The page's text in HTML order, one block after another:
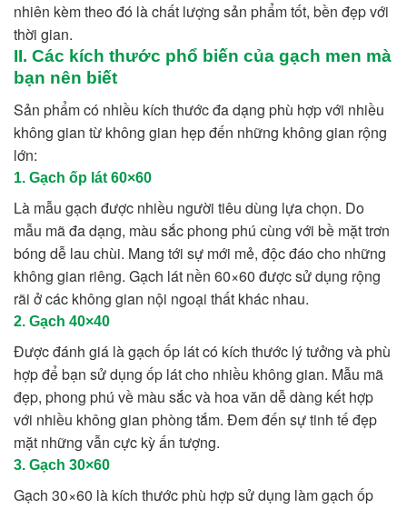
nhiên kèm theo đó là chất lượng sản phẩm tốt, bền đẹp với
thời gian.
II. Các kích thước phổ biến của gạch men mà
bạn nên biết
Sản phẩm có nhiều kích thước đa dạng phù hợp với nhiều
không gian từ không gian hẹp đến những không gian rộng
lớn:
1. Gạch ốp lát 60×60
Là mẫu gạch được nhiều người tiêu dùng lựa chọn. Do
mẫu mã đa dạng, màu sắc phong phú cùng với bề mặt trơn
bóng dễ lau chùi. Mang tới sự mới mẻ, độc đáo cho những
không gian riêng. Gạch lát nền 60×60 được sử dụng rộng
rãi ở các không gian nội ngoại thất khác nhau.
2. Gạch 40×40
Được đánh giá là gạch ốp lát có kích thước lý tưởng và phù
hợp để bạn sử dụng ốp lát cho nhiều không gian. Mẫu mã
đẹp, phong phú về màu sắc và hoa văn dễ dàng kết hợp
với nhiều không gian phòng tắm. Đem đến sự tinh tế đẹp
mặt những vẫn cực kỳ ấn tượng.
3. Gạch 30×60
Gạch 30×60 là kích thước phù hợp sử dụng làm gạch ốp